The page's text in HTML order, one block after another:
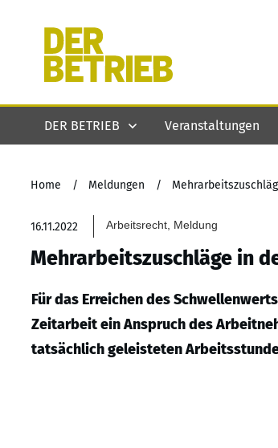
DER BETRIEB Veranstaltungen
Home / Meldungen /
16.11.2022 Arbeitsrecht, Meldung
Mehrarbeitszuschläge in
Für das Erreichen des
Zeitarbeit ein Anspruch des
tatsächlich geleisteten